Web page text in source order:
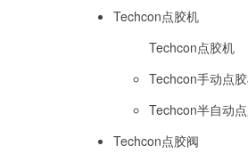
Techcon点胶机
Techcon点胶机
Techcon手动点
Techcon半自动
Techcon点胶阀